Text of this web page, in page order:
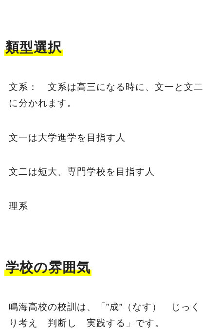
類型選択
文系： 文系は高三になる時に、文一と文二
に分かれます。
文一は大学進学を目指す人
文二は短大、専門学校を目指す人
理系
学校の雰囲気
鳴海高校の校訓は、「”成”（なす） じっく
り考え 判断し 実践する」です。